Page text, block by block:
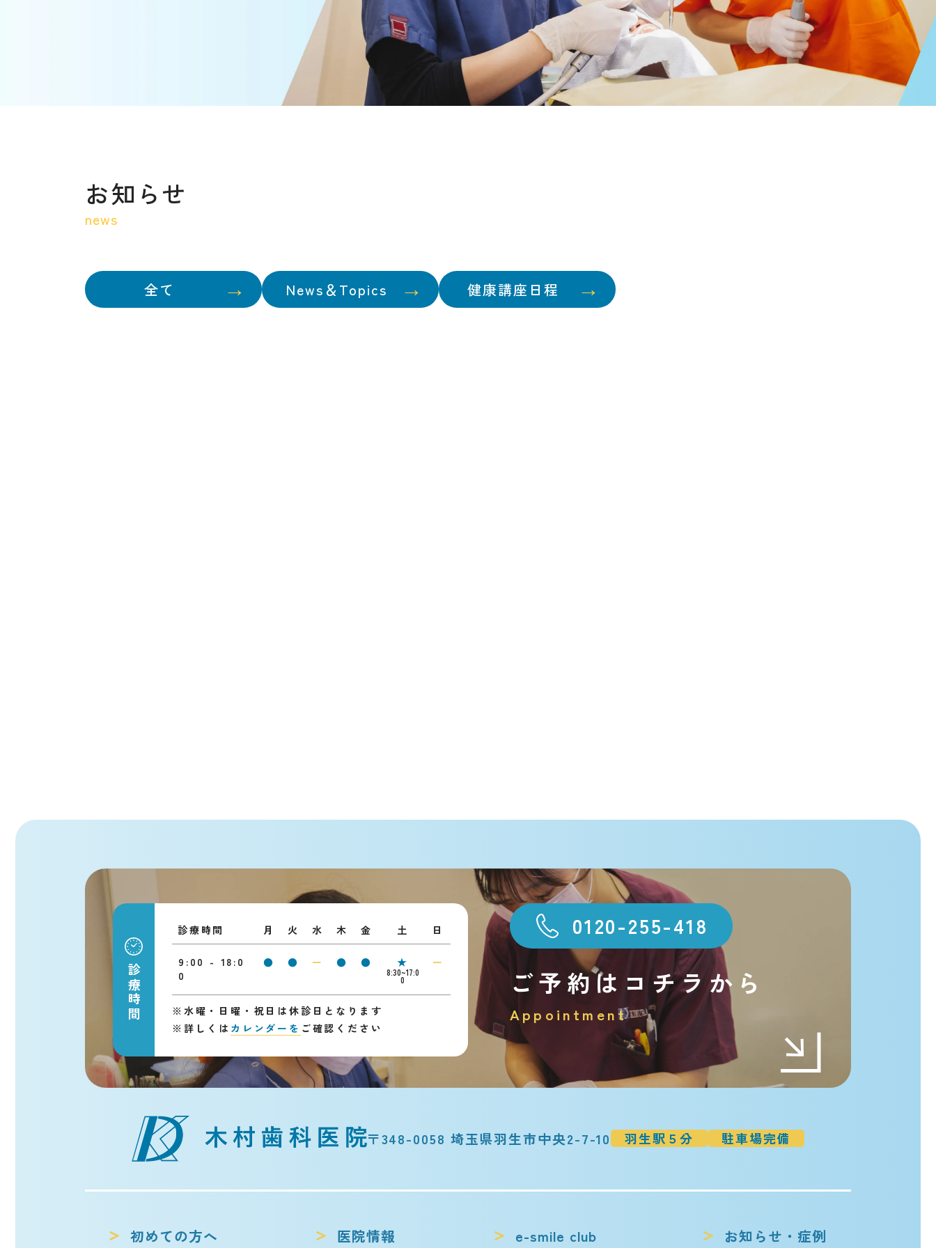
お知らせ
news
全て News＆Topics 健康講座日程
診療時間
診療時間 月 火 水 木 金 土 日
9:00 - 18:0
0
● ● ー ● ● ★
8:30~17:0
0
ー
※ 水曜・日曜・祝日は休診日となります
※ 詳しくは カレンダーを ご確認ください
0120-255-418
ご予約はコチラから
Appointment
〒348-0058 埼玉県羽生市中央2-7-10 羽生駅５分 駐車場完備
初めての方へ 医院情報 e-smile club お知らせ・症例